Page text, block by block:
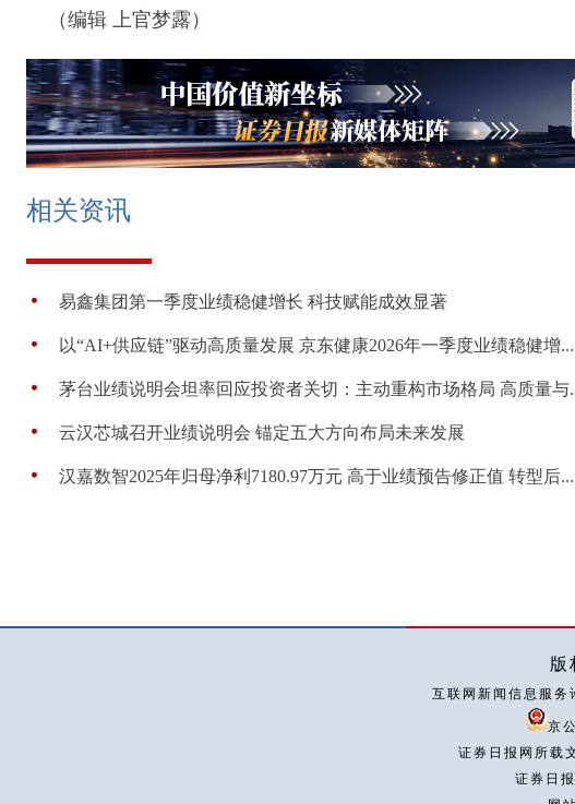
（编辑 上官梦露）
相关资讯
易鑫集团第一季度业绩稳健增长 科技赋能成效显著
以“AI+供应链”驱动高质量发展 京东健康2026年一季度业绩稳健增...
茅台业绩说明会坦率回应投资者关切：主动重构市场格局 高质量与
云汉芯城召开业绩说明会 锚定五大方向布局未来发展
汉嘉数智2025年归母净利7180.97万元 高于业绩预告修正值 转型后...
版
互联网新闻信息服
京
证券日报网所载
证券日